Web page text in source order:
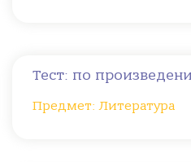
Тест: по
Предмет: Литература